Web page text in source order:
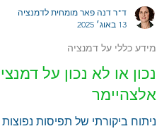
נכון או לא נכון על
אלצהיימר
ניתוח ביקורתי של תפיסות נפוצות
מידע כללי על דמנציה
ד"ר דנה פאר מומחית לדמנציה
13 באוג׳ 2025